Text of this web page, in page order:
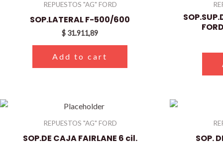
REPUESTOS "AG" FORD
SOP.LATERAL F-500/600
$ 31.911,89
Add to cart
REPUESTOS "AG" FORD
SOP.DE CAJA FAIRLANE 6 cil. SOP.